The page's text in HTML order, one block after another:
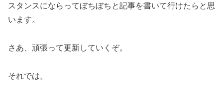
スタンスにならってぼちぼちと記事を書いて行けたらと思
います。
さあ、頑張って更新していくぞ。
それでは。